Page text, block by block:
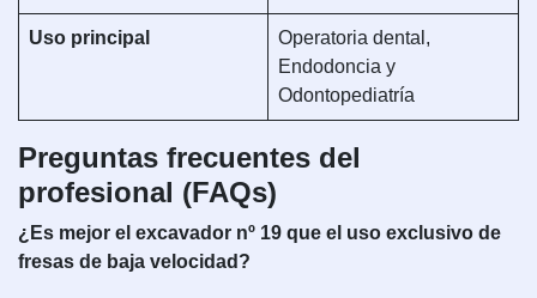
Uso principal
Operatoria dental,
Endodoncia y
Odontopediatría
Preguntas frecuentes del
profesional (FAQs)
¿Es mejor el excavador nº 19 que el uso exclusivo de
fresas de baja velocidad?